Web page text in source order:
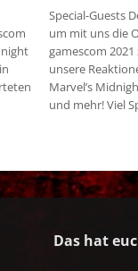
Special-Guests
um mit uns die
gamescom
unsere
Marvel’s
und mehr! Viel
Das hat